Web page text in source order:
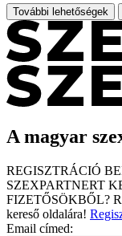
További lehetőségek
A magyar
REGISZTRÁCIÓ
SZEXPARTNERT
FIZETŐSÖKBŐL?
kereső oldalára!
Email címed: